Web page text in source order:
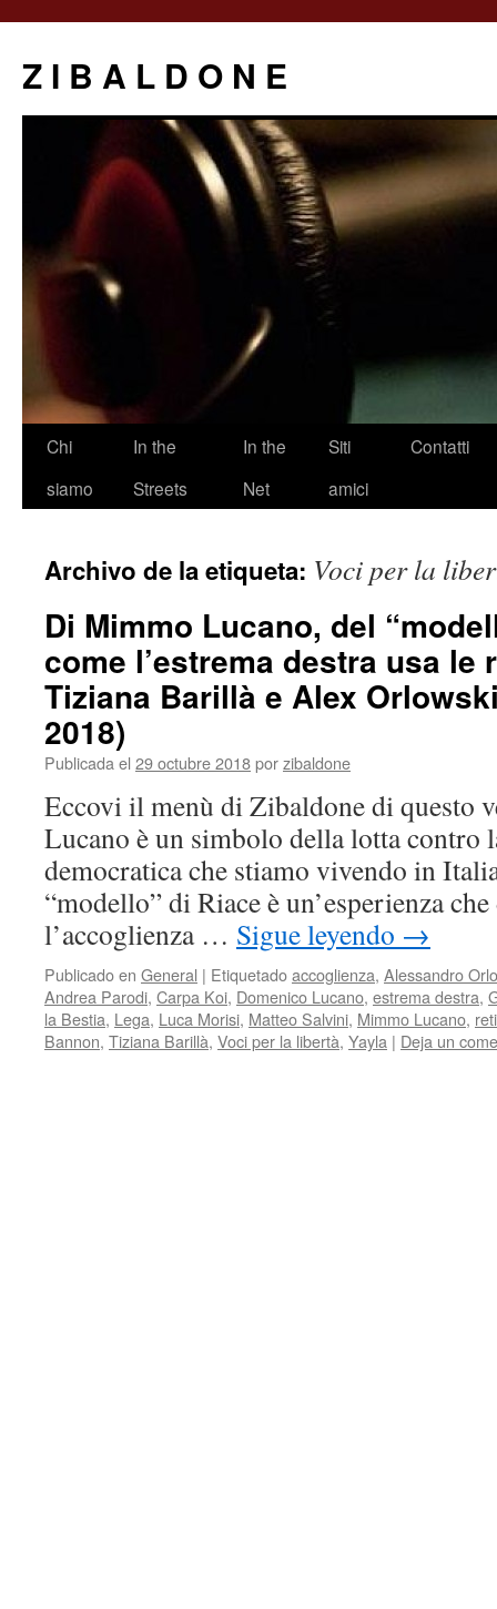
Z I B A L D O N E
Saltar
Chi
siamo
In the
Streets
In the
Net
Siti
amici
Contatti
Archivo de la etiqueta: Voci per la
Di Mimmo Lucano, del
come l’estrema destra usa le
Tiziana Barillà e Alex
2018)
Publicada el 29 octubre 2018porzibaldone
Eccovi il menù di Zibaldone di questo
Lucano è un simbolo della lotta contro
democratica che stiamo vivendo in
“modello” di Riace è un’esperienza
l’accoglienza … Sigue leyendo →
Publicado en General | Etiquetadoaccoglienza, Alessandro
Andrea Parodi, Carpa Koi, Domenico Lucano, estrema destra,
la Bestia, Lega, Luca Morisi, Matteo Salvini, Mimmo Lucano,
Bannon, Tiziana Barillà, Voci per la libertà, Yayla | Deja un